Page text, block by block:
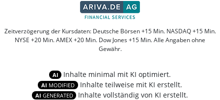
Zeitverzögerung der Kursdaten: Deutsche Börsen +15 Min. NASDAQ +15 Min.
NYSE +20 Min. AMEX +20 Min. Dow Jones +15 Min. Alle Angaben ohne
Gewähr.
AI Inhalte minimal mit KI optimiert.
AI MODIFIED Inhalte teilweise mit KI erstellt.
AI GENERATED Inhalte vollständig von KI erstellt.